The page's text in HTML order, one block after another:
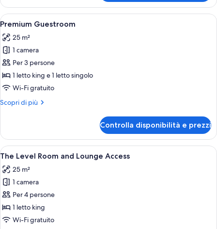
(Melia)
Apri
tutte
le
foto
per
Premium
Guestroom
Una camera d'albergo con un letto
8
Premium Guestroom
25 m²
1 camera
Per 3 persone
1 letto king e 1 letto singolo
Wi-Fi gratuito
Scopri di più
Altri
Guestroom
Controlla disponibilità e prezzi
Apri
tutte
le
foto
per
The
Level
Una camera d'albergo moderna con
6
The Level Room and Lounge Access
25 m²
1 camera
Per 4 persone
1 letto king
Wi-Fi gratuito